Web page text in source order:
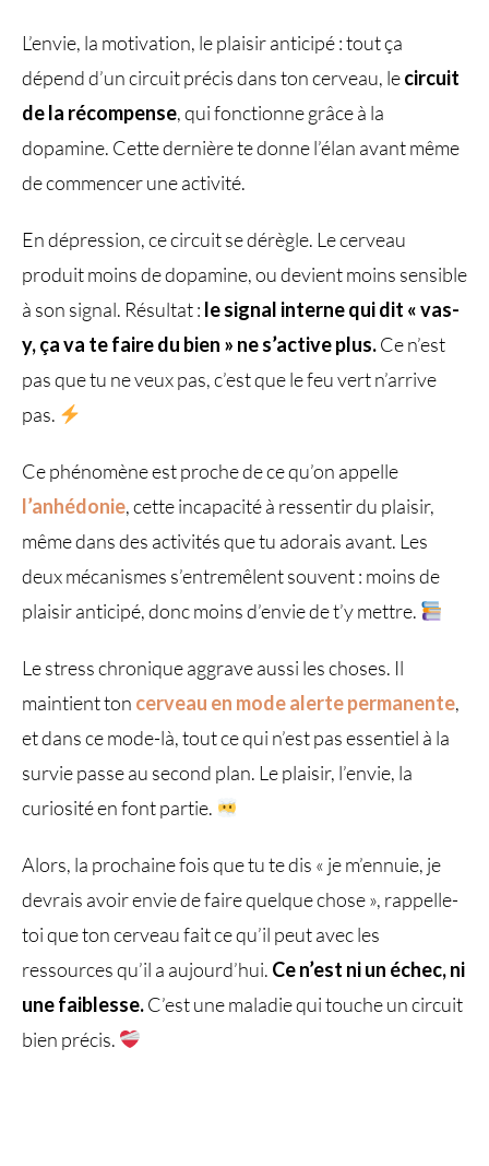
L’envie, la motivation, le plaisir anticipé : tout ça
dépend d’un circuit précis dans ton cerveau, lecircuit
de la récompense, qui fonctionne grâce à la
dopamine. Cette dernière te donne l’élan avant même
de commencer une activité.
En dépression, ce circuit se dérègle. Le cerveau
produit moins de dopamine, ou devient moins sensible
à son signal. Résultat : le signal interne qui dit « vas-
y, ça va te faire du bien » ne s’active plus.Ce n’est
pas que tu ne veux pas, c’est que le feu vert n’arrive
pas.
Ce phénomène est proche de ce qu’on appelle
l’anhédonie, cette incapacité à ressentir du plaisir,
même dans des activités que tu adorais avant. Les
deux mécanismes s’entremêlent souvent : moins de
plaisir anticipé, donc moins d’envie de t’y mettre.
Le stress chronique aggrave aussi les choses. Il
maintient ton cerveau en mode alerte permanente,
et dans ce mode-là, tout ce qui n’est pas essentiel à la
survie passe au second plan. Le plaisir, l’envie, la
curiosité en font partie.
Alors, la prochaine fois que tu te dis « je m’ennuie, je
devrais avoir envie de faire quelque chose », rappelle-
toi que ton cerveau fait ce qu’il peut avec les
ressources qu’il a aujourd’hui. Ce n’est ni un échec, ni
une faiblesse.C’est une maladie qui touche un circuit
bien précis.